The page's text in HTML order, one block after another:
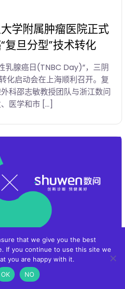
学附属肿瘤医院正式
复旦分型”技术转化
腺癌日(TNBC Day)”，三阴
化启动会在上海顺利召开。复
科邵志敏教授团队与浙江数问
医学和市 […]
汉大学医院签署合作
that we give you the best
If you continue to use this site we
you are happy with it.
OK
NO